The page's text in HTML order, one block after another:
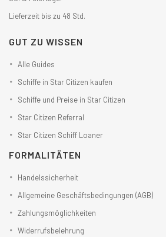
Lieferzeit bis zu 48 Std.
GUT ZU WISSEN
Alle Guides
Schiffe in Star Citizen kaufen
Schiffe und Preise in Star Citizen
Star Citizen Referral
Star Citizen Schiff Loaner
FORMALITÄTEN
Handelssicherheit
Allgemeine Geschäftsbedingungen (AGB)
Zahlungsmöglichkeiten
Widerrufsbelehrung